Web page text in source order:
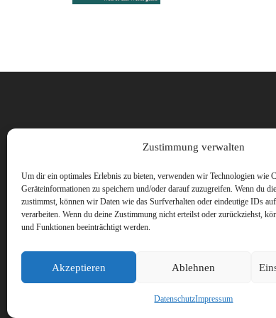
Zustimmung verwalten
Um dir ein optimales Erlebnis zu bieten, verwenden wir Technologien wie
Geräteinformationen zu speichern und/oder darauf zuzugreifen. Wenn du
zustimmst, können wir Daten wie das Surfverhalten oder eindeutige IDs
verarbeiten. Wenn du deine Zustimmung nicht erteilst oder zurückziehst,
und Funktionen beeinträchtigt werden.
Akzeptieren Ablehnen
DatenschutzImpressum
Vorname